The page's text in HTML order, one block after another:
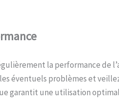
la performance de
éventuels problèmes et
garantit une utilisation